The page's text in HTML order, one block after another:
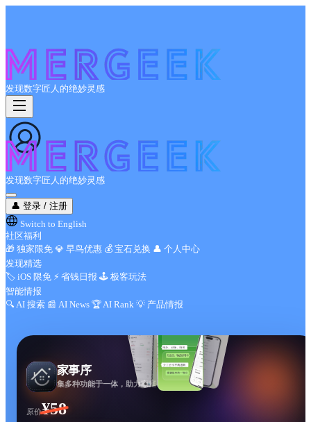
发现数字匠人的绝妙灵感
发现数字匠人的绝妙灵感
👤 登录 / 注册
Switch to English
社区福利
🎁 独家限免 💎 早鸟优惠 💰 宝石兑换 👤 个人中心
发现精选
🏷️ iOS 限免 ⚡ 省钱日报 🕹️ 极客玩法
智能情报
🔍 AI 搜索 📰 AI News 🏆AI Rank 💡 产品情报
家事序
集多种功能于一体，助力家庭生活有序协作
原价¥58